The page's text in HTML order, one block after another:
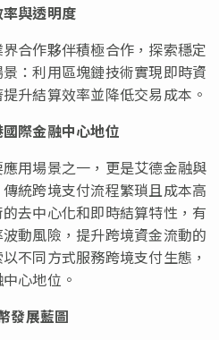
與透明度
合作夥伴積極合作，探索穩定
：利用區塊鏈技術實現即時資
升結算效率並降低交易成本。
際金融中心地位
用場景之一，更是艾德金融與
統跨境支付流程繁瑣且成本高
去中心化和即時結算特性，有
動風險，提升跨境資金流動的
不同方式服務跨境支付生態，
心地位。
發展藍圖